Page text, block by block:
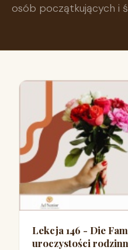
osób początkujących i
Lekcja 146 - Die
uroczystości